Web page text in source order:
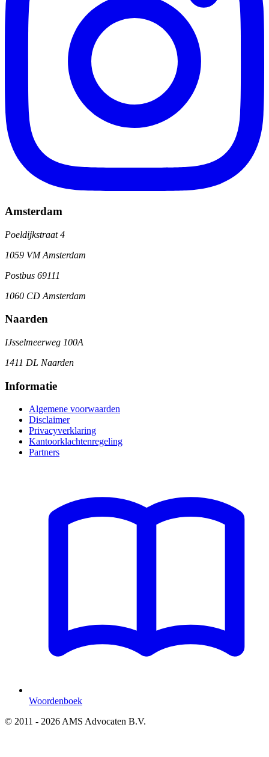
Amsterdam
Poeldijkstraat 4
1059 VM Amsterdam
Postbus 69111
1060 CD Amsterdam
Naarden
IJsselmeerweg 100A
1411 DL Naarden
Informatie
Algemene voorwaarden
Disclaimer
Privacyverklaring
Kantoorklachtenregeling
Partners
Woordenboek
© 2011 - 2026 AMS Advocaten B.V.